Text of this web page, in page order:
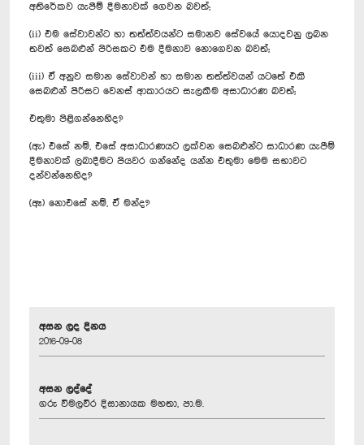
අතිරේකව යැපීම් දීමනාවක් ගෙවන බවත්;
(ii) එම සේවාවන්ට හා තත්ත්වයන්ට සමානව සේවයේ යොදවනු ලබන
තවත් සෙබළුන් පිරිසකට එම දීමනාව නොගෙවන බවත්;
(iii) ඒ අනුව සමාන සේවාවන් හා සමාන තත්ත්වයන් යටතේ එකී
සෙබළුන් පිරිසට වෙනස් ආකාරයට සැලකීම අසාධාරණ බවත්;
එතුමා පිළිගන්නෙහිද?
(ඇ) එසේ නම්, එසේ අසාධාරණයට ලක්වන සෙබළුන්ට සාධාරණ යැපීම්
දීමනාවක් ලබාදීමට පියවර ගන්නේද යන්න එතුමා මෙම සභාවට
දන්වන්නෙහිද?
(ඈ) නොඑසේ නම්, ඒ මන්ද?
අසන ලද දිනය
2016-09-08
අසන ලද්දේ
ගරු විමලවීර දිසානායක මහතා, පා.ම.